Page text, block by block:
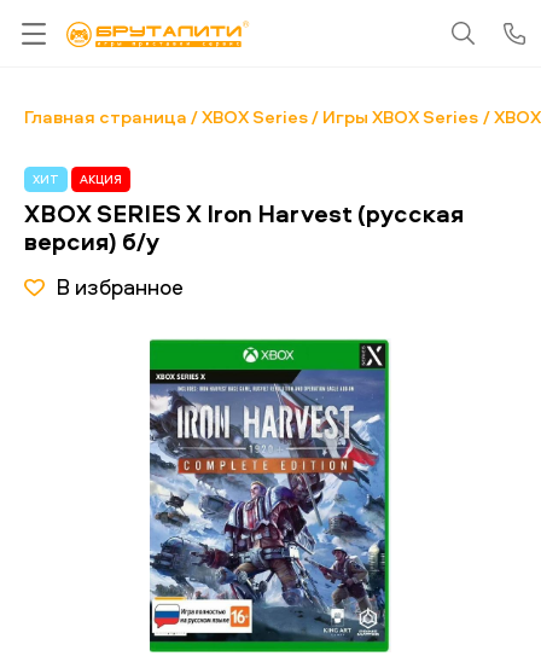
Главная страница XBOX Series Игры XBOX Series
ХИТ АКЦИЯ
XBOX SERIES X Iron Harvest (русская
версия) б/у
В избранное